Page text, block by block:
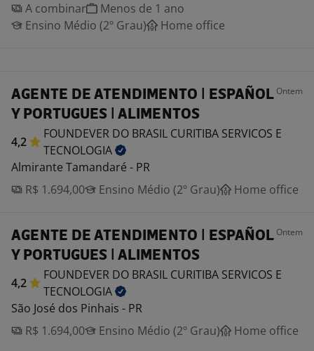
A combinar
Menos de 1 ano
Ensino Médio (2º Grau)
Home office
AGENTE DE ATENDIMENTO | ESPAÑOL
Y PORTUGUES | ALIMENTOS
Ontem
4,2
FOUNDEVER DO BRASIL CURITIBA SERVICOS E
TECNOLOGIA
Almirante Tamandaré - PR
R$ 1.694,00
Ensino Médio (2º Grau) Home office
AGENTE DE ATENDIMENTO | ESPAÑOL
Y PORTUGUES | ALIMENTOS
Ontem
4,2
FOUNDEVER DO BRASIL CURITIBA SERVICOS E
TECNOLOGIA
São José dos Pinhais - PR
R$ 1.694,00
Ensino Médio (2º Grau) Home office